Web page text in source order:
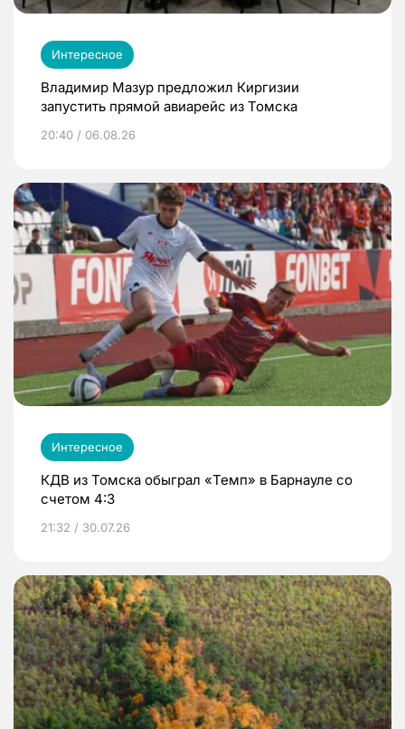
Интересное
Владимир Мазур предложил Киргизии
запустить прямой авиарейс из Томска
20:40 / 06.08.26
Интересное
КДВ из Томска обыграл «Темп» в Барнауле со
счетом 4:3
21:32 / 30.07.26